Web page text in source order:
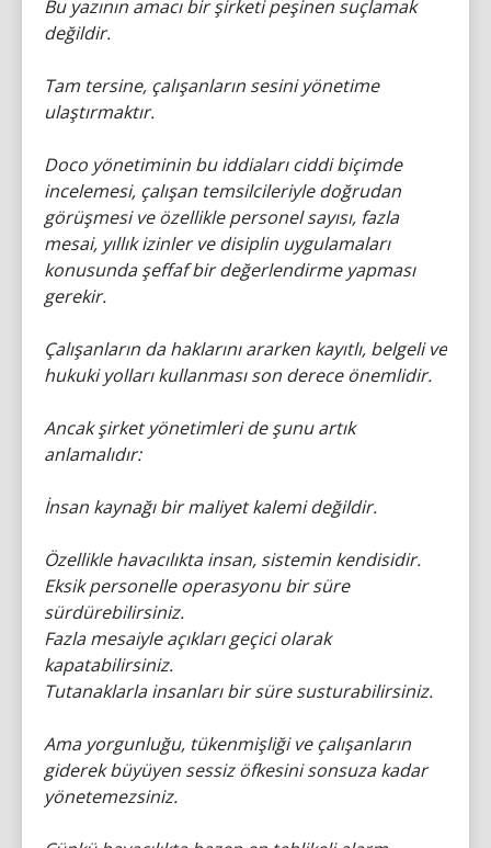
Bu yazının amacı bir şirketi peşinen suçlamak
değildir.
Tam tersine, çalışanların sesini yönetime
ulaştırmaktır.
Doco yönetiminin bu iddiaları ciddi biçimde
incelemesi, çalışan temsilcileriyle doğrudan
görüşmesi ve özellikle personel sayısı, fazla
mesai, yıllık izinler ve disiplin uygulamaları
konusunda şeffaf bir değerlendirme yapması
gerekir.
Çalışanların da haklarını ararken kayıtlı, belgeli ve
hukuki yolları kullanması son derece önemlidir.
Ancak şirket yönetimleri de şunu artık
anlamalıdır:
İnsan kaynağı bir maliyet kalemi değildir.
Özellikle havacılıkta insan, sistemin kendisidir.
Eksik personelle operasyonu bir süre
sürdürebilirsiniz.
Fazla mesaiyle açıkları geçici olarak
kapatabilirsiniz.
Tutanaklarla insanları bir süre susturabilirsiniz.
Ama yorgunluğu, tükenmişliği ve çalışanların
giderek büyüyen sessiz öfkesini sonsuza kadar
yönetemezsiniz.